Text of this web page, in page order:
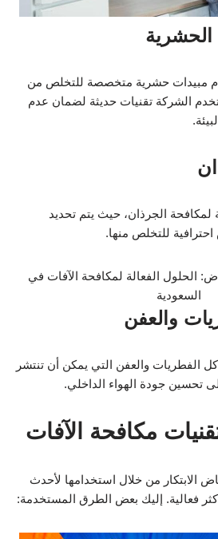
مبيدات حشرية متخصصة للتخلص من
الشركة تقنيات حديثة لضمان عدم
لمكافحة الجرذان، حيث يتم تحديد
للتخلص منها.
الفطريات والعفن التي يمكن أن تنتشر
تحسين جودة الهواء الداخلي.
مكافحة الآفات
الابتكار من خلال استخدامها لأحدث
فعالية. إليك بعض الطرق المستخدمة: